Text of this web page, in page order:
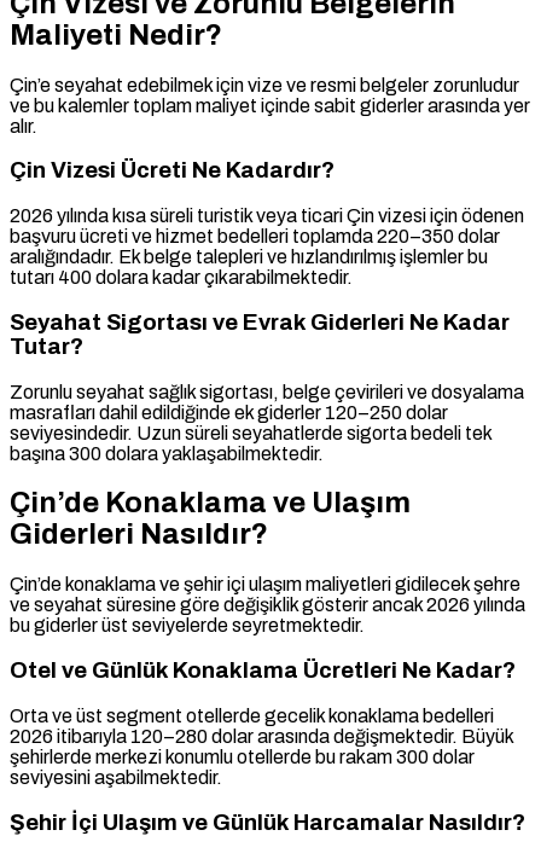
Maliyeti Nedir?
Çin’e seyahat edebilmek için vize ve resmi belgeler zorunludur
ve bu kalemler toplam maliyet içinde sabit giderler arasında yer
alır.
Çin Vizesi Ücreti Ne Kadardır?
2026 yılında kısa süreli turistik veya ticari Çin vizesi için ödenen
başvuru ücreti ve hizmet bedelleri toplamda 220–350 dolar
aralığındadır. Ek belge talepleri ve hızlandırılmış işlemler bu
tutarı 400 dolara kadar çıkarabilmektedir.
Seyahat Sigortası ve Evrak Giderleri Ne Kadar
Tutar?
Zorunlu seyahat sağlık sigortası, belge çevirileri ve dosyalama
masrafları dahil edildiğinde ek giderler 120–250 dolar
seviyesindedir. Uzun süreli seyahatlerde sigorta bedeli tek
başına 300 dolara yaklaşabilmektedir.
Çin’de Konaklama ve Ulaşım
Giderleri Nasıldır?
Çin’de konaklama ve şehir içi ulaşım maliyetleri gidilecek şehre
ve seyahat süresine göre değişiklik gösterir ancak 2026 yılında
bu giderler üst seviyelerde seyretmektedir.
Otel ve Günlük Konaklama Ücretleri Ne Kadar?
Orta ve üst segment otellerde gecelik konaklama bedelleri
2026 itibarıyla 120–280 dolar arasında değişmektedir. Büyük
şehirlerde merkezi konumlu otellerde bu rakam 300 dolar
seviyesini aşabilmektedir.
Şehir İçi Ulaşım ve Günlük Harcamalar Nasıldır?